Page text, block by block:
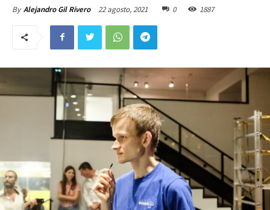
By Alejandro Gil Rivero 22 agosto, 2021 0 1887